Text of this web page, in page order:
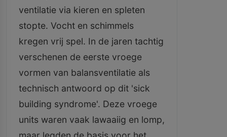
ventilatie via kieren en spleten
stopte. Vocht en schimmels
kregen vrij spel. In de jaren tachtig
verschenen de eerste vroege
vormen van balansventilatie als
technisch antwoord op dit 'sick
building syndrome'. Deze vroege
units waren vaak lawaaiig en lomp,